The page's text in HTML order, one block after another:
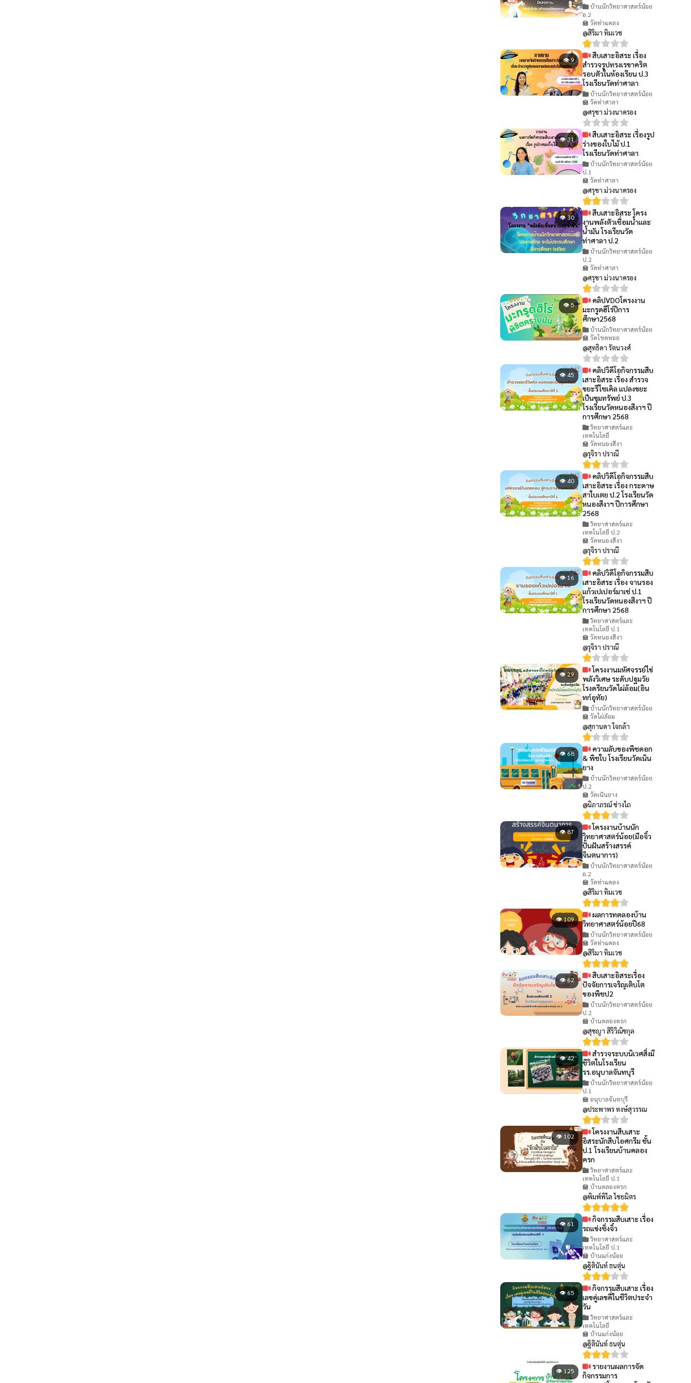
บ้านนักวิทยาศาสตร์น้อย
อ.2
🏫 วัดท่าแคลง
@สิริมา ทิมเวช
👁 9
สืบเสาะอิสระ เรื่อง
สำรวจรูปทรงเรขาคริต
รอบตัวในห้องเรียน ป.3
โรงเรียนวัดท่าศาลา
บ้านนักวิทยาศาสตร์น้อย
🏫 วัดท่าศาลา
@ศรุชา ม่วงนาครอง
👁 31
สืบเสาะอิสระ เรื่องรูป
ร่างของใบไม้ ป.1
โรงเรียนวัดท่าศาลา
บ้านนักวิทยาศาสตร์น้อย
ป.1
🏫 วัดท่าศาลา
@ศรุชา ม่วงนาครอง
👁 30
สืบเสาะอิสระ โครง
งานพลังตัวเชื่อมน้ำและ
น้ำมัน โรงเรียนวัด
ท่าศาลา ป.2
บ้านนักวิทยาศาสตร์น้อย
ป.2
🏫 วัดท่าศาลา
@ศรุชา ม่วงนาครอง
👁 5
คลิปVDOโครงงาน
มะกรูดฮีโร่ปีการ
ศึกษา2568
บ้านนักวิทยาศาสตร์น้อย
🏫 วัดโขดหอย
@สุทธิดา รัตนวงศ์
👁 45
คลิปวิดีโอกิจกรรมสืบ
เสาะอิสระ เรื่อง สำรวจ
ขยะรีไซเคิล แปลงขยะ
เป็นขุมทรัพย์ ป.3
โรงเรียนวัดหนองสีงาฯ ปี
การศึกษา 2568
วิทยาศาสตร์และ
เทคโนโลยี
🏫 วัดหนองสีงา
@รุจิรา ปราณี
👁 40
คลิปวิดีโอกิจกรรมสืบ
เสาะอิสระ เรื่อง กระดาษ
สาใบเตย ป.2 โรงเรียนวัด
หนองสีงาฯ ปีการศึกษา
2568
วิทยาศาสตร์และ
เทคโนโลยี ป.2
🏫 วัดหนองสีงา
@รุจิรา ปราณี
👁 16
คลิปวิดีโอกิจกรรมสืบ
เสาะอิสระ เรื่อง จานรอง
แก้วเปเปอร์มาเช่ ป.1
โรงเรียนวัดหนองสีงาฯ ปี
การศึกษา 2568
วิทยาศาสตร์และ
เทคโนโลยี ป.1
🏫 วัดหนองสีงา
@รุจิรา ปราณี
👁 29
โครงงานมหัศจรรย์ไข่
พลังวิเศษ ระดับปฐมวัย
โรงดรียนวัดไผ่ล้อม(อิน
ทก์อุทัย)
บ้านนักวิทยาศาสตร์น้อย
🏫 วัดไผ่ล้อม
@สุกานดา ใจกล้า
👁 68
ความลับของพืชดอก
& พืชใบ โรงเรียนวัดเนิน
ยาง
บ้านนักวิทยาศาสตร์น้อย
ป.2
🏫 วัดเนินยาง
@นิภาภรณ์ ช่างไถ
👁 87
โครงงานบ้านนัก
วิทยาศาสตร์น้อย(มือจิ๋ว
ปั้นฝันสร้างสรรค์
จินตนาการ)
บ้านนักวิทยาศาสตร์น้อย
อ.2
🏫 วัดท่าแคลง
@สิริมา ทิมเวช
👁 109
ผลการทดลองบ้าน
วิทยาศาสตร์น้อยปี68
บ้านนักวิทยาศาสตร์น้อย
🏫 วัดท่าแคลง
@สิริมา ทิมเวช
👁 62
สืบเสาะอิสระเรื่อง
ปัจจัยการเจริญเติบโต
ของพืชป2
บ้านนักวิทยาศาสตร์น้อย
ป.2
🏫 บ้านคลองครก
@สุชญา สิริวิณิชกุล
👁 42
สำรวจระบบนิเวศสิ่งมี
ชีวิตในโรงเรียน
รร.อนุบาลจันทบุรี
บ้านนักวิทยาศาสตร์น้อย
ป.1
🏫 อนุบาลจันทบุรี
@ประพาพร หงษ์สุวรรณ
👁 102
โครงงานสืบเสาะ
อิสระนักสืบไอศกรีม ชั้น
ป.1 โรงเรียนบ้านคลอง
ครก
วิทยาศาสตร์และ
เทคโนโลยี ป.1
🏫 บ้านคลองครก
@พิมพ์พิไล ไชยมิตร
👁 61
กิจกรรมสืบเสาะ เรื่อง
รถแข่งซิ่งจิ๋ว
วิทยาศาสตร์และ
เทคโนโลยี ป.1
🏫 บ้านแก่งน้อย
@ฐิตินันท์ ธนตุ่น
👁 65
กิจกรรมสืบเสาะ เรื่อง
เลขคู่เลขคี่ในชีวิตประจำ
วัน
วิทยาศาสตร์และ
เทคโนโลยี
🏫 บ้านแก่งน้อย
@ฐิตินันท์ ธนตุ่น
👁 125
รายงานผลการจัด
กิจกรรมการ